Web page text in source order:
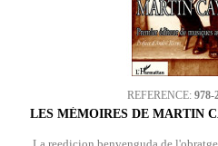
REFERENCE: 978-
LES MÉMOIRES DE MARTIN